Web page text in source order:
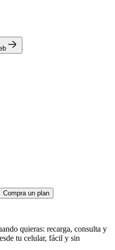
Compra un plan
quieras: recarga, consulta y
tu celular, fácil y sin